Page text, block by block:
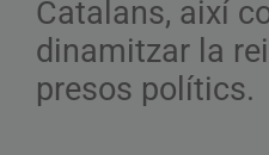
Catalans, així
dinamitzar la
presos polítics.